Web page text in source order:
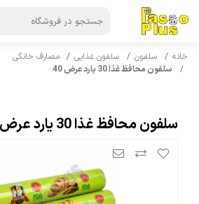
خانه سلفون سلفون غذایی
مصارف خانگی
سلفون محافظ غذا 30 یارد عرض 40
سلفون محافظ غذا 30 یارد عرض 40